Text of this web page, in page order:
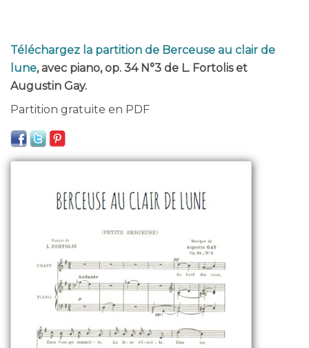
Téléchargez la partition de Berceuse au clair de
lune, avec piano, op. 34 N°3 de L. Fortolis et
Augustin Gay.
Partition gratuite en PDF